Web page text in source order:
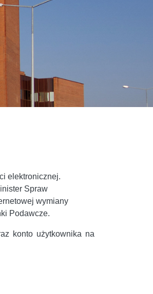
elektronicznej.
Spraw
wymiany
Podawcze.
konto użytkownika na